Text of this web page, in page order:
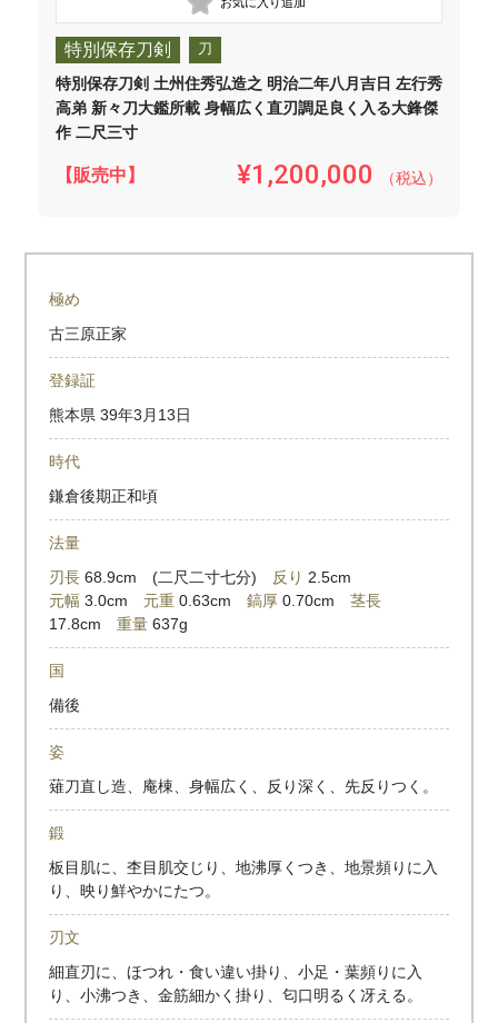
特別保存刀剣 刀
特別保存刀剣 土州住秀弘造之 明治二年八月吉日 左行秀
高弟 新々刀大鑑所載 身幅広く直刃調足良く入る大鋒傑
作 二尺三寸
【販売中】 ¥1,200,000 （税込）
極め
古三原正家
登録証
熊本県 39年3月13日
時代
鎌倉後期正和頃
法量
刃長 68.9cm (二尺二寸七分) 反り 2.5cm
元幅 3.0cm 元重 0.63cm鎬厚 0.70cm茎長
17.8cm重量 637g
国
備後
姿
薙刀直し造、庵棟、身幅広く、反り深く、先反りつく。
鍛
板目肌に、杢目肌交じり、地沸厚くつき、地景頻りに入
り、映り鮮やかにたつ。
刃文
細直刃に、ほつれ・食い違い掛り、小足・葉頻りに入
り、小沸つき、金筋細かく掛り、匂口明るく冴える。